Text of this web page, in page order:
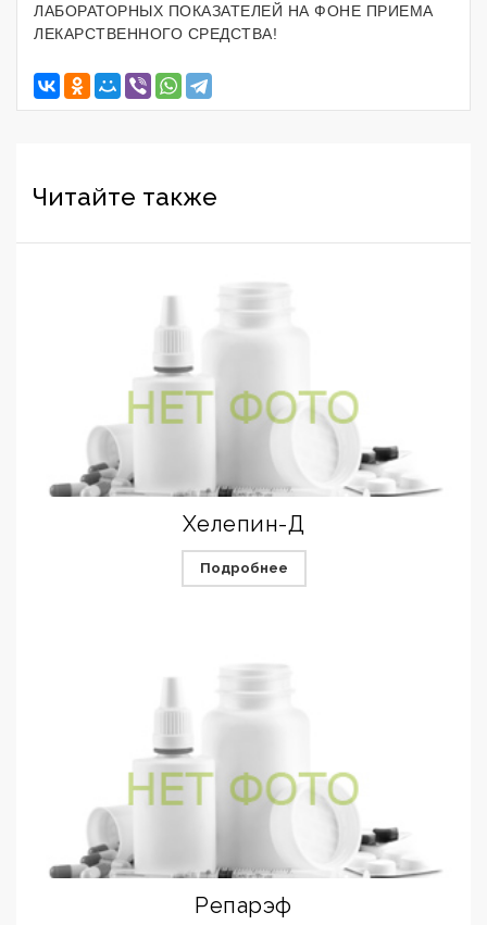
ЛАБОРАТОРНЫХ ПОКАЗАТЕЛЕЙ НА ФОНЕ ПРИЕМА
ЛЕКАРСТВЕННОГО СРЕДСТВА!
Читайте также
Хелепин-Д
Подробнее
Репарэф